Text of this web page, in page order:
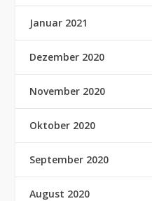
Januar 2021
Dezember 2020
November 2020
Oktober 2020
September 2020
August 2020